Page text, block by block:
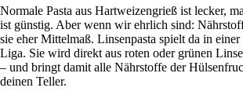
Normale Pasta aus Hartweizengrieß ist lecker,
ist günstig. Aber wenn wir ehrlich sind:
sie eher Mittelmaß. Linsenpasta spielt da in einer
Liga. Sie wird direkt aus roten oder grünen
– und bringt damit alle Nährstoffe der
deinen Teller.